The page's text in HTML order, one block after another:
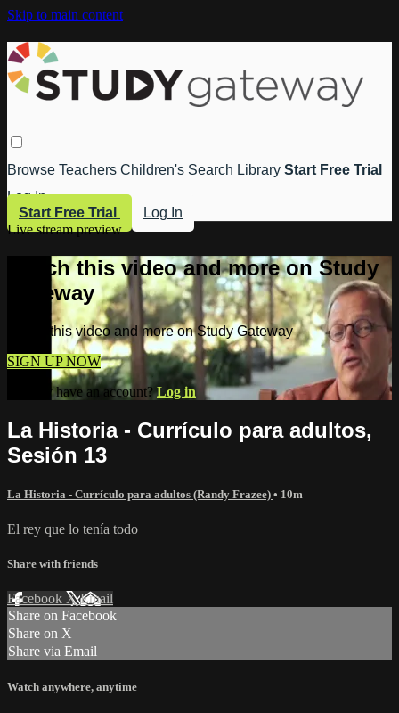
Skip to main content
Browse Teachers Children's Search Library Start Free Trial
Log In
Start Free Trial
Log In
Live stream preview
Watch this video and more on Study
Gateway
Watch this video and more on Study Gateway
SIGN UP NOW
Already have an account?Log in
La Historia - Currículo para adultos,
Sesión 13
La Historia - Currículo para adultos (Randy Frazee) • 10m
El rey que lo tenía todo
Share with friends
Facebook XEmail
Share on Facebook
Share on X
Share via Email
Watch anywhere, anytime